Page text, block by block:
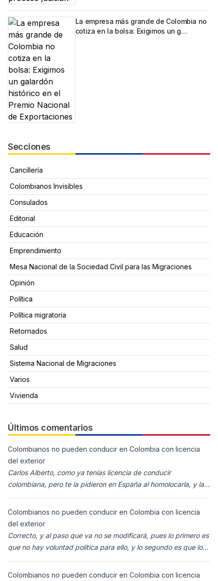
La empresa más grande de Colombia no
cotiza en la bolsa: Exigimos un g…
Secciones
Cancillería
Colombianos Invisibles
Consulados
Editorial
Educación
Emprendimiento
Mesa Nacional de la Sociedad Civil para las Migraciones
Opinión
Política
Política migratoria
Retornados
Salud
Sistema Nacional de Migraciones
Varios
Vivienda
Últimos comentarios
Colombianos no pueden conducir en Colombia con licencia
del exterior
Carlos Alberto, como ya tenías licencia de conducir
colombiana, pero te la pidieron en España al homolocarla, y la
Colombianos no pueden conducir en Colombia con licencia
del exterior
Correcto, y al paso que va no se modificará, pues lo primero es
que no hay voluntad política para ello, y lo segundo es que los
Colombianos no pueden conducir en Colombia con licencia